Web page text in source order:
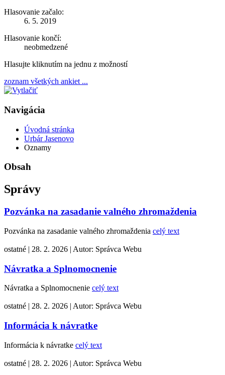
Hlasovanie začalo:
6. 5. 2019
Hlasovanie končí:
neobmedzené
Hlasujte kliknutím na jednu z možností
zoznam všetkých ankiet ...
Navigácia
Úvodná stránka
Urbár Jasenovo
Oznamy
Obsah
Správy
Pozvánka na zasadanie valného zhromaždenia
Pozvánka na zasadanie valného zhromaždenia celý text
ostatné | 28. 2. 2026 | Autor: Správca Webu
Návratka a Splnomocnenie
Návratka a Splnomocnenie celý text
ostatné | 28. 2. 2026 | Autor: Správca Webu
Informácia k návratke
Informácia k návratke celý text
ostatné | 28. 2. 2026 | Autor: Správca Webu